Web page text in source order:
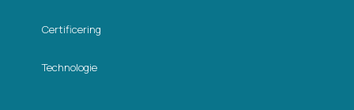
Certificering
Technologie